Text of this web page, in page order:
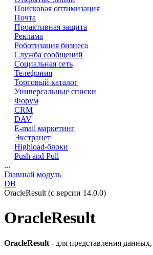
Поисковая оптимизация
Почта
Проактивная защита
Реклама
Роботизация бизнеса
Служба сообщений
Социальная сеть
Телефония
Торговый каталог
Универсальные списки
Форум
CRM
DAV
E-mail маркетинг
Экстранет
Highload-блоки
Push and Pull
...
Главный модуль
DB
OracleResult (с версии 14.0.0)
OracleResult
OracleResult - для представления